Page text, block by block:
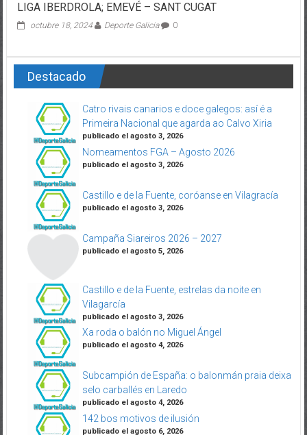
LIGA IBERDROLA; EMEVÉ – SANT CUGAT
octubre 18, 2024 Deporte Galicia 0
Destacado
Catro rivais canarios e doce galegos: así é a
Primeira Nacional que agarda ao Calvo Xiria
publicado el agosto 3, 2026
Nomeamentos FGA – Agosto 2026
publicado el agosto 3, 2026
Castillo e de la Fuente, coróanse en Vilagracía
publicado el agosto 3, 2026
Campaña Siareiros 2026 – 2027
publicado el agosto 5, 2026
Castillo e de la Fuente, estrelas da noite en
Vilagarcía
publicado el agosto 3, 2026
Xa roda o balón no Miguel Ángel
publicado el agosto 4, 2026
Subcampión de España: o balonmán praia deixa
selo carballés en Laredo
publicado el agosto 4, 2026
142 bos motivos de ilusión
publicado el agosto 6, 2026